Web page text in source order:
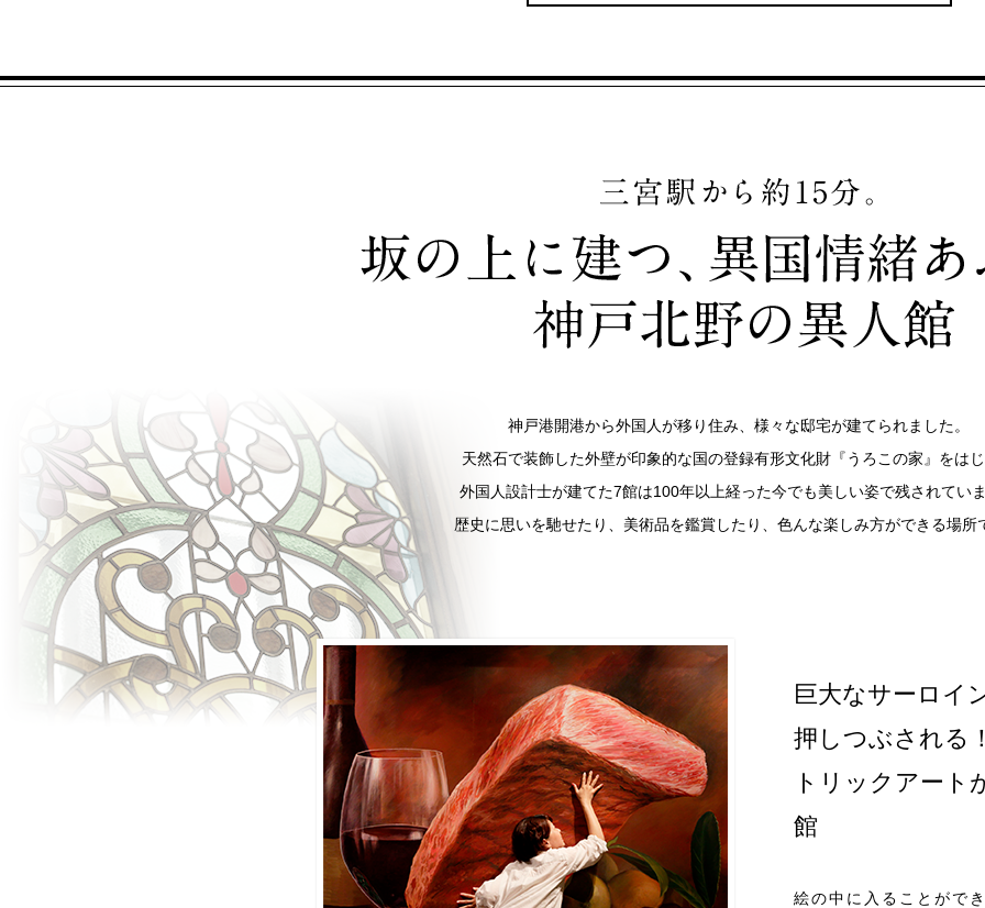
神戸港開港から外国人が移り住み、様々な邸宅が建てられました。
天然石で装飾した外壁が印象的な国の登録有形文化財『うろこの家』をはじ
外国人設計士が建てた7館は100年以上経った今でも美しい姿で残されていま
歴史に思いを馳せたり、美術品を鑑賞したり、色んな楽しみ方ができる場所
巨大なサーロイ
押しつぶされる
トリックアート
館
絵の中に入ることがで